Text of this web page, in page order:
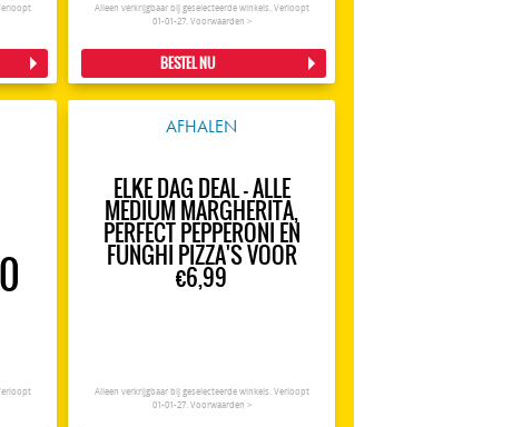
Alleen verkrijgbaar bij geselecteerde winkels. Verloopt
01-01-27. Voorwaarden >
BESTEL NU
AFHALEN
ELKE DAG DEAL - ALLE
MEDIUM MARGHERITA,
PERFECT PEPPERONI EN
FUNGHI PIZZA'S VOOR
€6,99
Alleen verkrijgbaar bij geselecteerde winkels. Verloopt
01-01-27. Voorwaarden >